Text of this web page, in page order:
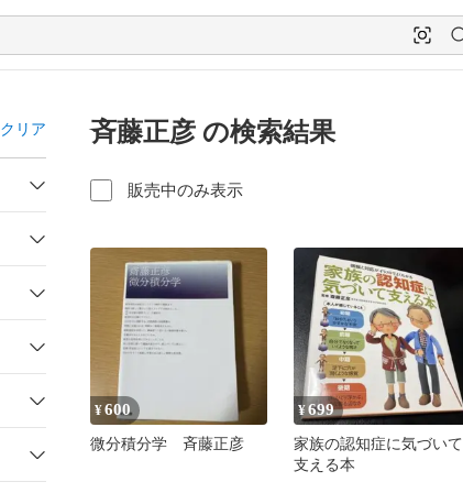
クリア 斉藤正彦 の検索結果
販売中のみ表示
¥600
微分積分学 斉藤正彦
¥699
家族の認知症に気づいて
支える本